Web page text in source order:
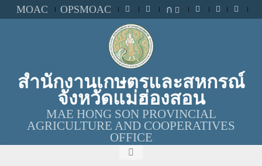
MOAC OPSMOAC ก
สำนักงานเกษตรและสหกรณ์
จังหวัดแม่ฮ่องสอน
MAE HONG SON PROVINCIAL
AGRICULTURE AND COOPERATIVES
OFFICE